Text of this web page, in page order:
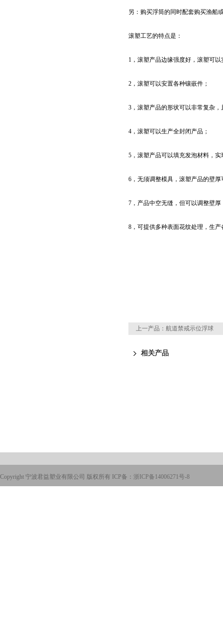
另：购买浮筒的同时配套购买渔船
滚塑工艺的特点是：
1，滚塑产品边缘强度好，滚塑可
2，滚塑可以安置各种镶嵌件；
3，滚塑产品的形状可以非常复杂
4，滚塑可以生产全封闭产品；
5，滚塑产品可以填充发泡材料，
6，无须调整模具，滚塑产品的壁
7，产品中空无缝，但可以调整壁
8，可提供多种表面花纹处理，生
上一产品： 航道禁戒示位浮球
相关产品
Copyright 宁波君益塑业有限公司 版权所有 ICP备： 浙ICP备14006271号-8